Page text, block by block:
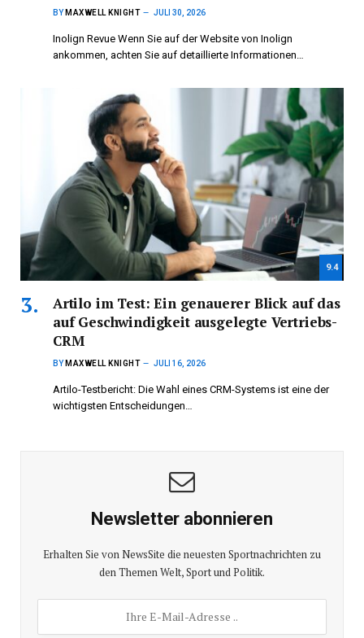
BY MAXWELL KNIGHT JULI 30, 2026
Inolign Revue Wenn Sie auf der Website von Inolign
ankommen, achten Sie auf detaillierte Informationen…
9.4
Artilo im Test: Ein genauerer Blick auf das
auf Geschwindigkeit ausgelegte Vertriebs-
CRM
BY MAXWELL KNIGHT JULI 16, 2026
Artilo-Testbericht: Die Wahl eines CRM-Systems ist eine der
wichtigsten Entscheidungen…
Newsletter abonnieren
Erhalten Sie von NewsSite die neuesten Sportnachrichten zu
den Themen Welt, Sport und Politik.